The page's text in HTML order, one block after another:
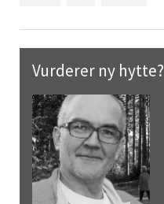
Vurderer ny hytte?